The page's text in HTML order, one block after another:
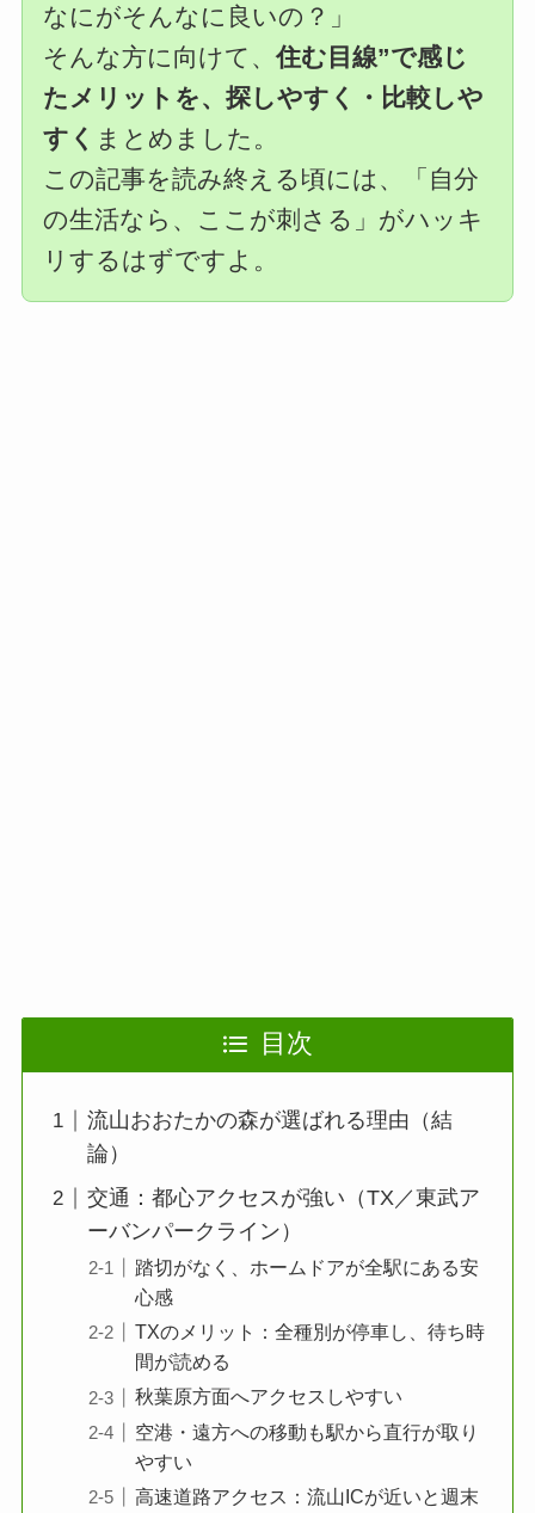
なにがそんなに良いの？」
そんな方に向けて、住む目線”で感じ
たメリットを、探しやすく・比較しや
すく まとめました。
この記事を読み終える頃には、「自分
の生活なら、ここが刺さる」がハッキ
リするはずですよ。
目次
流山おおたかの森が選ばれる理由（結
論）
交通：都心アクセスが強い（TX／東武ア
ーバンパークライン）
踏切がなく、ホームドアが全駅にある安
心感
TXのメリット：全種別が停車し、待ち時
間が読める
秋葉原方面へアクセスしやすい
空港・遠方への移動も駅から直行が取り
やすい
高速道路アクセス：流山ICが近いと週末